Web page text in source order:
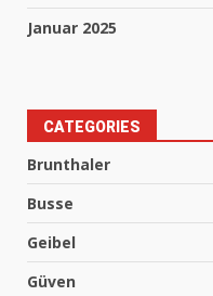
Januar 2025
CATEGORIES
Brunthaler
Busse
Geibel
Güven